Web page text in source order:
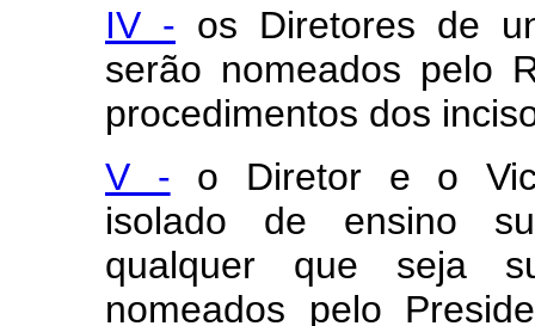
IV - os Diretores de
serão nomeados pelo
procedimentos dos
V - o Diretor e o
isolado de ensino
qualquer que seja
nomeados pelo